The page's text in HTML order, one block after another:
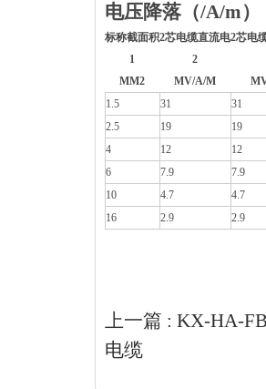
电压降落（/A/m）
标称截面积2芯电缆直流电2芯电
1
2
MM2
MV/A/M
1.5
31
31
2.5
19
19
4
12
12
6
7.9
7.9
10
4.7
4.7
16
2.9 2.9
上一篇 : KX-HA-
电缆